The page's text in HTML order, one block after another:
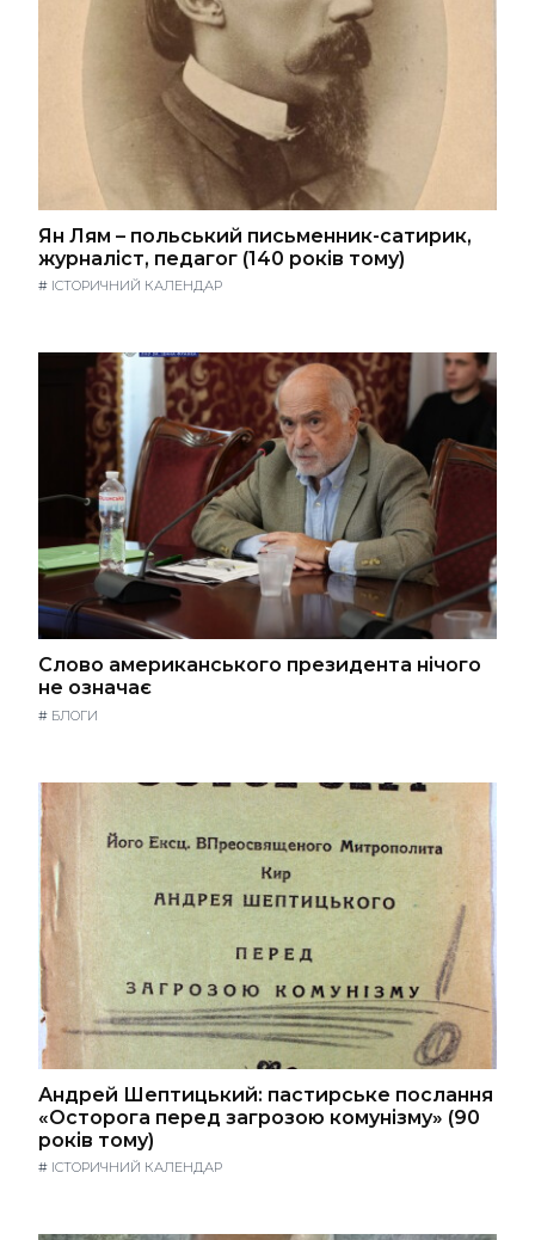
Ян Лям – польський письменник-сатирик,
журналіст, педагог (140 років тому)
# ІСТОРИЧНИЙ КАЛЕНДАР
Слово американського президента нічого
не означає
# БЛОГИ
Андрей Шептицький: пастирське послання
«Осторога перед загрозою комунізму» (90
років тому)
# ІСТОРИЧНИЙ КАЛЕНДАР